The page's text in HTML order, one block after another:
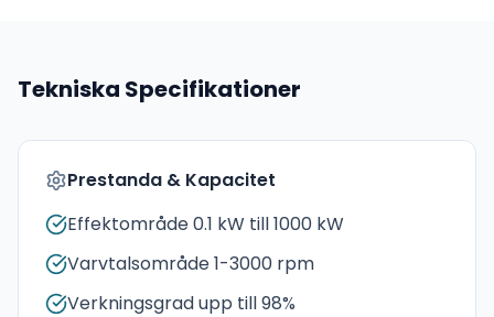
Tekniska Specifikationer
Prestanda & Kapacitet
Effektområde 0.1 kW till 1000 kW
Varvtalsområde 1-3000 rpm
Verkningsgrad upp till 98%